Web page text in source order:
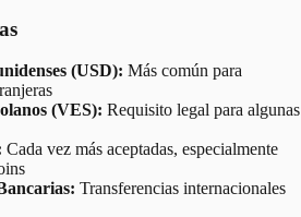
(USD): Más común para
(VES): Requisito legal para algunas
Cada vez más aceptadas, especialmente
Transferencias internacionales